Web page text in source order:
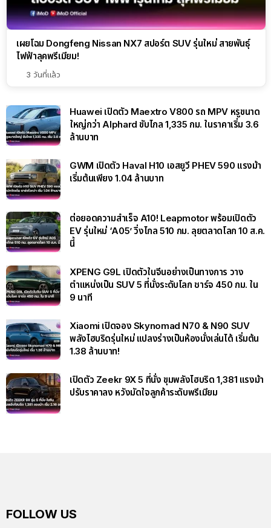
เผยโฉม Dongfeng Nissan NX7 สปอร์ต SUV รุ่นใหม่ สายพันธุ์
ไฟฟ้าลุคพรีเมียม!
3 วันที่แล้ว
Huawei เปิดตัว Maextro V800 รถ MPV หรูขนาด
ใหญ่กว่า Alphard ขับไกล 1,335 กม. ในราคาเริ่ม 3.6
ล้านบาท
GWM เปิดตัว Haval H10 เอสยูวี PHEV 590 แรงม้า
เริ่มต้นเพียง 1.04 ล้านบาท
ต่อยอดความสำเร็จ A10! Leapmotor พร้อมเปิดตัว
EV รุ่นใหม่ ‘A05’ วิ่งไกล 510 กม. ลุยตลาดโลก 10 ส.ค.
นี้
XPENG G9L เปิดตัวในจีนอย่างเป็นทางการ วาง
ตำแหน่งเป็น SUV 5 ที่นั่งระดับโลก ชาร์จ 450 กม. ใน
9 นาที
Xiaomi เปิดจอง Skynomad N70 & N90 SUV
พลังไฮบริดรุ่นใหม่ แปลงร่างเป็นห้องนั่งเล่นได้ เริ่มต้น
1.38 ล้านบาท!
เปิดตัว Zeekr 9X 5 ที่นั่ง ขุมพลังไฮบริด 1,381 แรงม้า
ปรับราคาลง หวังมัดใจลูกค้าระดับพรีเมียม
FOLLOW US